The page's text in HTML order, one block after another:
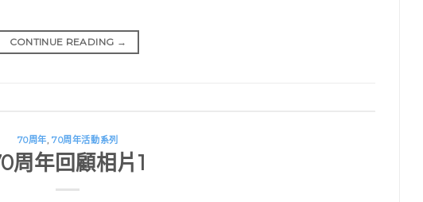
CONTINUE READING →
70周年,70周年活動系列
周年回顧相片1